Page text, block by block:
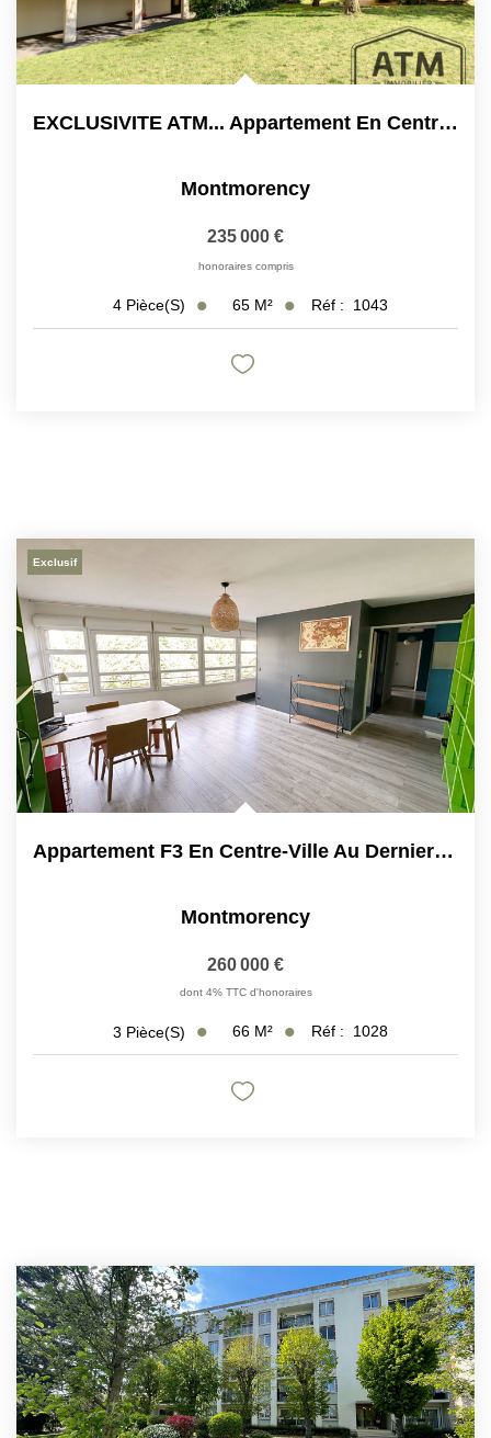
EXCLUSIVITE ATM... Appartement En Centre Ville 65 M2
Montmorency
235 000 €
honoraires compris
4 Pièce(s) 65 M² Réf : 1043
Exclusif
Appartement F3 En Centre-Ville Au Dernier Étage Avec...
Montmorency
260 000 €
dont 4% TTC d'honoraires
3 Pièce(s) 66 M² Réf : 1028